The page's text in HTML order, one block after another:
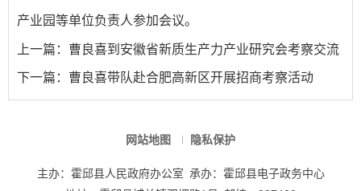
产业园等单位负责人参加会议。
上一篇： 曹良喜到安徽省新质生产力产业研究会考察交流
下一篇： 曹良喜带队赴合肥高新区开展招商考察活动
网站地图 隐私保护
主办：霍邱县人民政府办公室 承办：霍邱县电子政务中心